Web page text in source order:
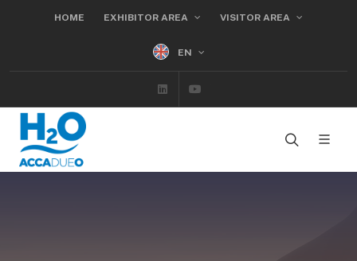
HOME EXHIBITOR AREA VISITOR AREA
EN
Linkedin